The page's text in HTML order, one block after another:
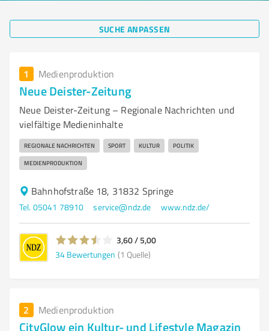
SUCHE ANPASSEN
1 Medienproduktion
Neue Deister-Zeitung
Neue Deister-Zeitung – Regionale Nachrichten und
vielfältige Medieninhalte
REGIONALE NACHRICHTEN SPORT KULTUR POLITIK
MEDIENPRODUKTION
Bahnhofstraße 18, 31832 Springe
Tel. 05041 78910 service@ndz.de www.ndz.de/
3,60 / 5,00
34 Bewertungen (1 Quelle)
2 Medienproduktion
CityGlow ein Kultur- und Lifestyle Magazin